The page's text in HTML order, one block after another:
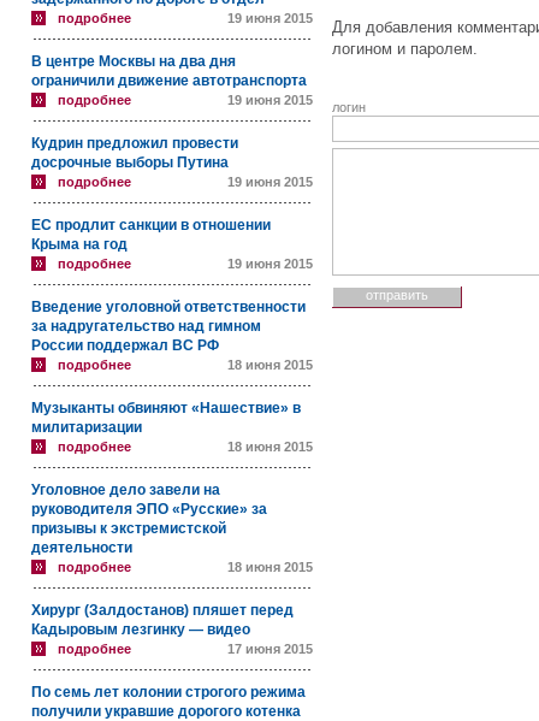
подробнее 19 июня 2015
В центре Москвы на два дня
ограничили движение автотранспорта
подробнее 19 июня 2015
Кудрин предложил провести
досрочные выборы Путина
подробнее 19 июня 2015
ЕС продлит санкции в отношении
Крыма на год
подробнее 19 июня 2015
Введение уголовной ответственности
за надругательство над гимном
России поддержал ВС РФ
подробнее 18 июня 2015
Музыканты обвиняют «Нашествие» в
милитаризации
подробнее 18 июня 2015
Уголовное дело завели на
руководителя ЭПО «Русские» за
призывы к экстремистской
деятельности
подробнее 18 июня 2015
Хирург (Залдостанов) пляшет перед
Кадыровым лезгинку — видео
подробнее 17 июня 2015
По семь лет колонии строгого режима
получили укравшие дорогого котенка
Для добавления
логином и паролем.
логин